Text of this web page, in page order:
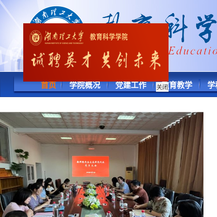
关闭
首页 学院概况 党建工作 教育教学